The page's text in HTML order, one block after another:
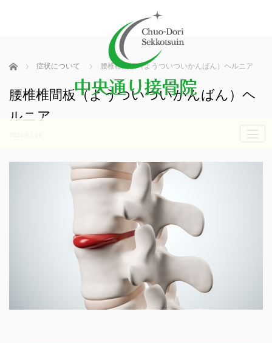
ホーム 症状について 腰椎椎間板（ようついついかんばん）ヘルニア
腰椎椎間板（ようついついかんばん）ヘ
ルニア